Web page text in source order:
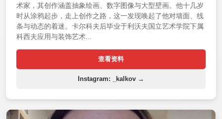
术家，其创作涵盖抽象绘画、数字图像与大型壁画。他十几岁
时从涂鸦起步，走上创作之路，这一发现唤起了他对墙面、线
条与动态的着迷。卡尔科夫后毕业于利沃夫国立艺术学院下属
科西夫应用与装饰艺术...
查看资料
Instagram: _kalkov →